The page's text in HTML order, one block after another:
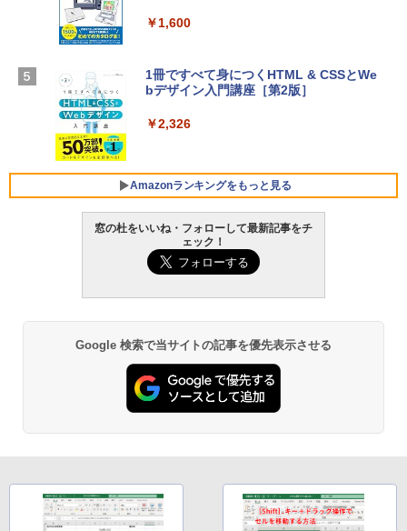
￥331,701
【Amazon.co.jp限定】 HP ノートパソコ
ン 15-fd 15.6インチ 16GBメモリ 512GB
SSD インテル Core 5
￥129,800
FMV ノートパソコン WE1-K3 (MS 365 P
ersonal/Copilotキー搭載/Win 11/15.6型/
Core i5/16GB/SSD 512GB/ホワイト) FM
VWK3E15W_AZ
￥119,800
￥3,200
Robloxギフトカード - 1000 Robux 【限
定バーチャルアイテムを含む】 【オンラ
ラインコード版
￥1,600
1冊ですべて身につくHTML & CSSとWe
bデザイン入門講座［第2版］
￥2,326
Amazonランキングをもっと見る
Amazon Kindle Paperwhite (16GB) 7イ
ンチディスプレイ、色調調節ライト、12
￥27,980
Amazon Kindle - 目に優しい、かさばら
ない、大きな画面で読みやすい、6週間持
書籍リーダー、ブラック、16GB、広告な
￥19,980
窓の杜をいいね・フォローして最新記事をチ
ェック！
Google 検索で当サイトの記事を優先表示させる